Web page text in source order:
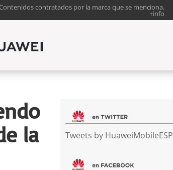
Contenidos contratados por la marca que se menciona.
+info
la
Tweets by HuaweiMobileESP